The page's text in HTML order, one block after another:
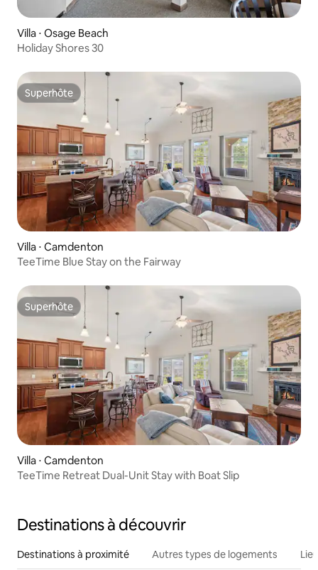
Villa ⋅ Osage Beach
Holiday Shores 30
Superhôte
Superhôte
Villa ⋅ Camdenton
TeeTime Blue Stay on the Fairway
Superhôte
Superhôte
Villa ⋅ Camdenton
TeeTime Retreat Dual-Unit Stay with Boat Slip
Destinations à découvrir
Destinations à proximité Autres types de logements